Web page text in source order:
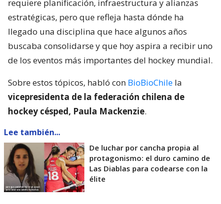
requiere planificación, infraestructura y alianzas
estratégicas, pero que refleja hasta dónde ha
llegado una disciplina que hace algunos años
buscaba consolidarse y que hoy aspira a recibir uno
de los eventos más importantes del hockey mundial.
Sobre estos tópicos, habló con BioBioChile la
vicepresidenta de la federación chilena de
hockey césped, Paula Mackenzie.
Lee también...
De luchar por cancha propia al
protagonismo: el duro camino de
Las Diablas para codearse con la
élite